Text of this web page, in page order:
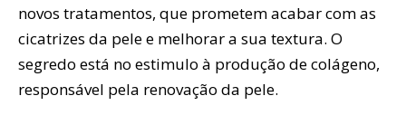
novos tratamentos, que prometem acabar com as
cicatrizes da pele e melhorar a sua textura. O
segredo está no estimulo à produção de colágeno,
responsável pela renovação da pele.